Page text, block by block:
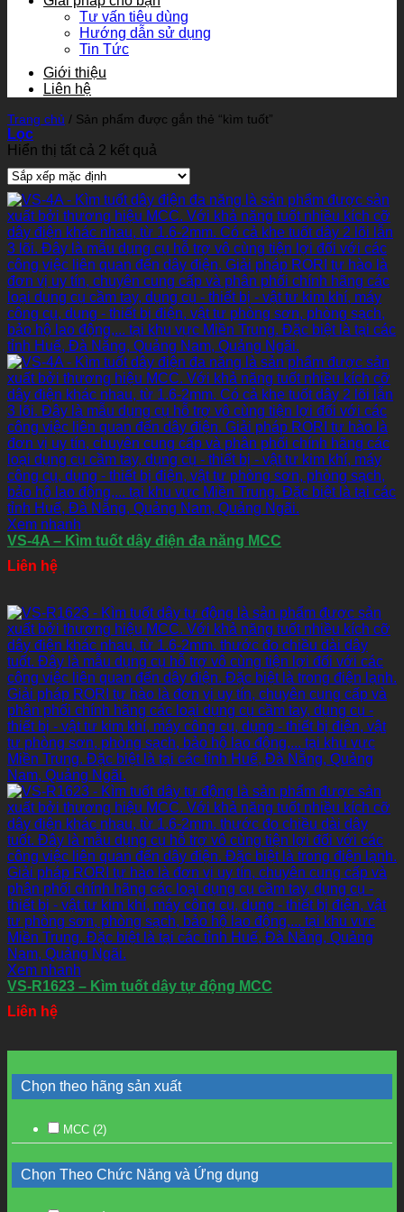
Tư vấn tiêu dùng
Hướng dẫn sử dụng
Tin Tức
Giới thiệu
Liên hệ
Trang chủ / Sản phẩm được gắn thẻ “kìm tuốt”
Lọc
Hiển thị tất cả 2 kết quả
Xem nhanh
VS-4A – Kìm tuốt dây điện đa năng MCC
Liên hệ
Xem nhanh
VS-R1623 – Kìm tuốt dây tự động MCC
Liên hệ
Chọn theo hãng sản xuất
MCC (2)
Chọn Theo Chức Năng và Ứng dụng